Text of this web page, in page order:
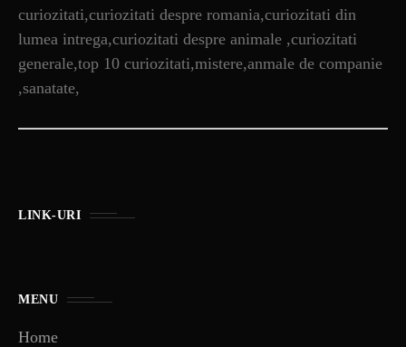
curiozitati,curiozitati despre romania,curiozitati din
lumea intrega,curiozitati despre animale ,curiozitati
generale,top 10 curiozitati,mistere,anmale de companie
,sanatate,
LINK-URI
MENU
Home